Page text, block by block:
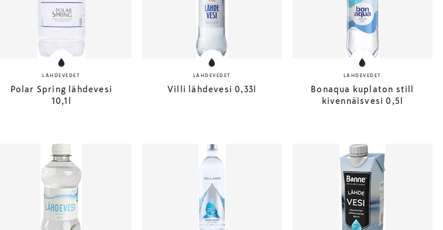
LÄHDEVEDET
Polar Spring lähdevesi
10,1l
LÄHDEVEDET
Villi lähdevesi 0,33l
LÄHDEVEDET
Bonaqua kuplaton still
kivennäisvesi 0,5l